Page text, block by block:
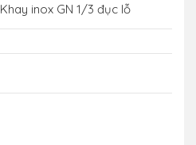
Khay inox GN 1/3 đục lỗ